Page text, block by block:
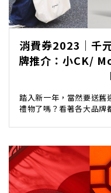
消費券2023｜千
牌推介：小CK/
踏入新一年，當然要送舊
禮物了嗎？看著各大品牌